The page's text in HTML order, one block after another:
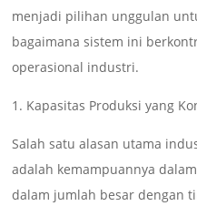
menjadi pilihan unggulan
bagaimana sistem ini
operasional industri.
1. Kapasitas Produksi yang
Salah satu alasan utama
adalah kemampuannya
dalam jumlah besar dengan